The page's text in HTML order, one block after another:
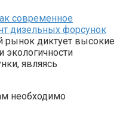
современное
дизельных форсунок
диктует высокие
экологичности
являясь
необходимо